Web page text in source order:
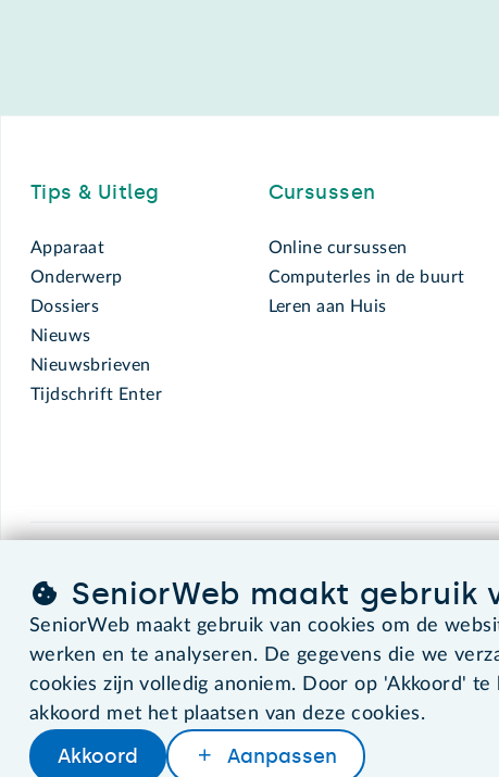
Tips & Uitleg
Apparaat
Onderwerp
Dossiers
Nieuws
Nieuwsbrieven
Tijdschrift Enter
Cursussen
Online cursussen
Computerles in de buurt
Leren aan Huis
SeniorWeb. De computerhulp voor u.
©2026 SeniorWeb
SeniorWeb maakt gebruik
SeniorWeb maakt gebruik van cookies om de
werken en te analyseren. De gegevens die we
cookies zijn volledig anoniem. Door op 'Akkoord' te
akkoord met het plaatsen van deze cookies.
Akkoord Aanpassen